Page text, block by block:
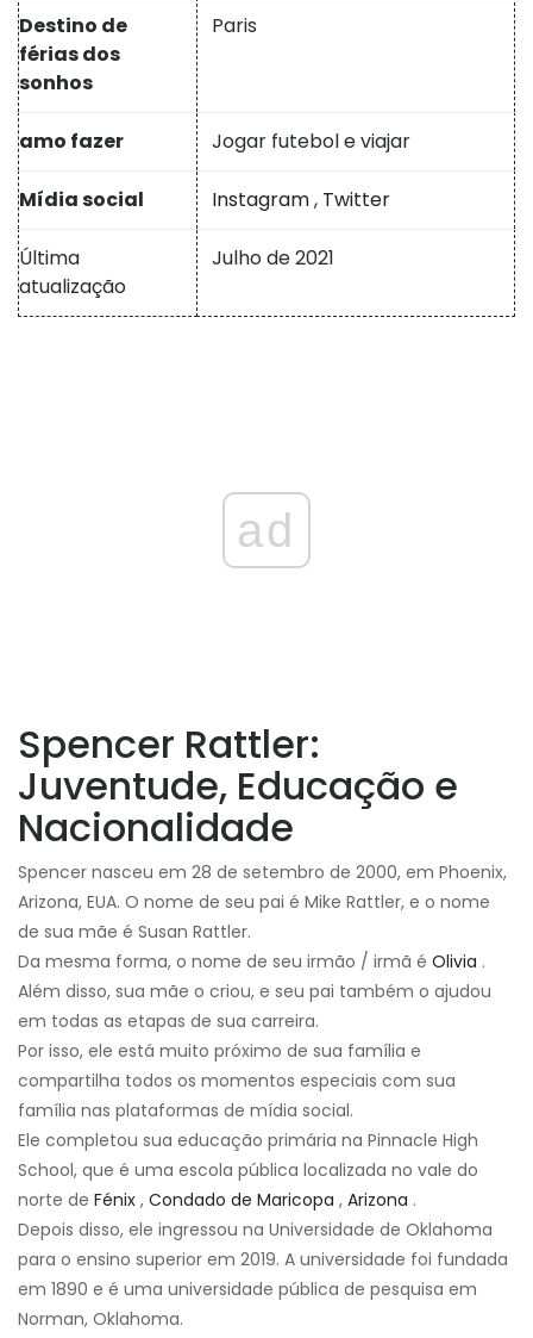
Destino de
férias dos
sonhos
Paris
amo fazer Jogar futebol e viajar
Mídia social Instagram, Twitter
Última
atualização
Julho de 2021
ad
Spencer Rattler:
Juventude, Educação e
Nacionalidade
Spencer nasceu em 28 de setembro de 2000, em Phoenix,
Arizona, EUA. O nome de seu pai é Mike Rattler, e o nome
de sua mãe é Susan Rattler.
Da mesma forma, o nome de seu irmão / irmã é Olivia .
Além disso, sua mãe o criou, e seu pai também o ajudou
em todas as etapas de sua carreira.
Por isso, ele está muito próximo de sua família e
compartilha todos os momentos especiais com sua
família nas plataformas de mídia social.
Ele completou sua educação primária na Pinnacle High
School, que é uma escola pública localizada no vale do
norte de Fénix , Condado de Maricopa , Arizona .
Depois disso, ele ingressou na Universidade de Oklahoma
para o ensino superior em 2019. A universidade foi fundada
em 1890 e é uma universidade pública de pesquisa em
Norman, Oklahoma.